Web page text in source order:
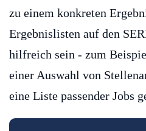
zu einem konkreten
Ergebnislisten auf den
hilfreich sein - zum
einer Auswahl von
eine Liste passender Jobs